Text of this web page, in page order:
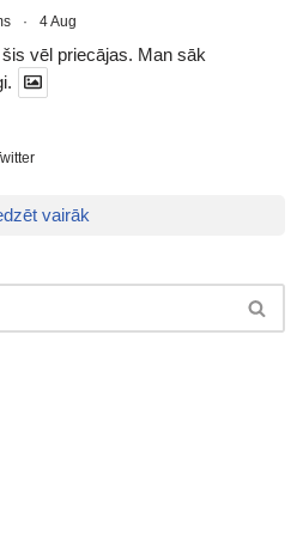
· 4 Aug
vēl priecājas. Man sāk
vairāk